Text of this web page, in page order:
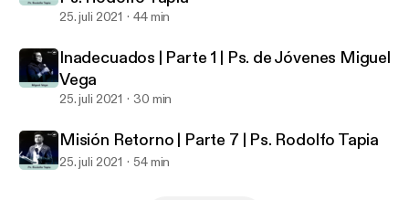
25. juli 2021 44 min
Inadecuados | Parte 1 | Ps. de Jóvenes Miguel
Vega
25. juli 2021 30 min
Misión Retorno | Parte 7 | Ps. Rodolfo Tapia
25. juli 2021 54 min